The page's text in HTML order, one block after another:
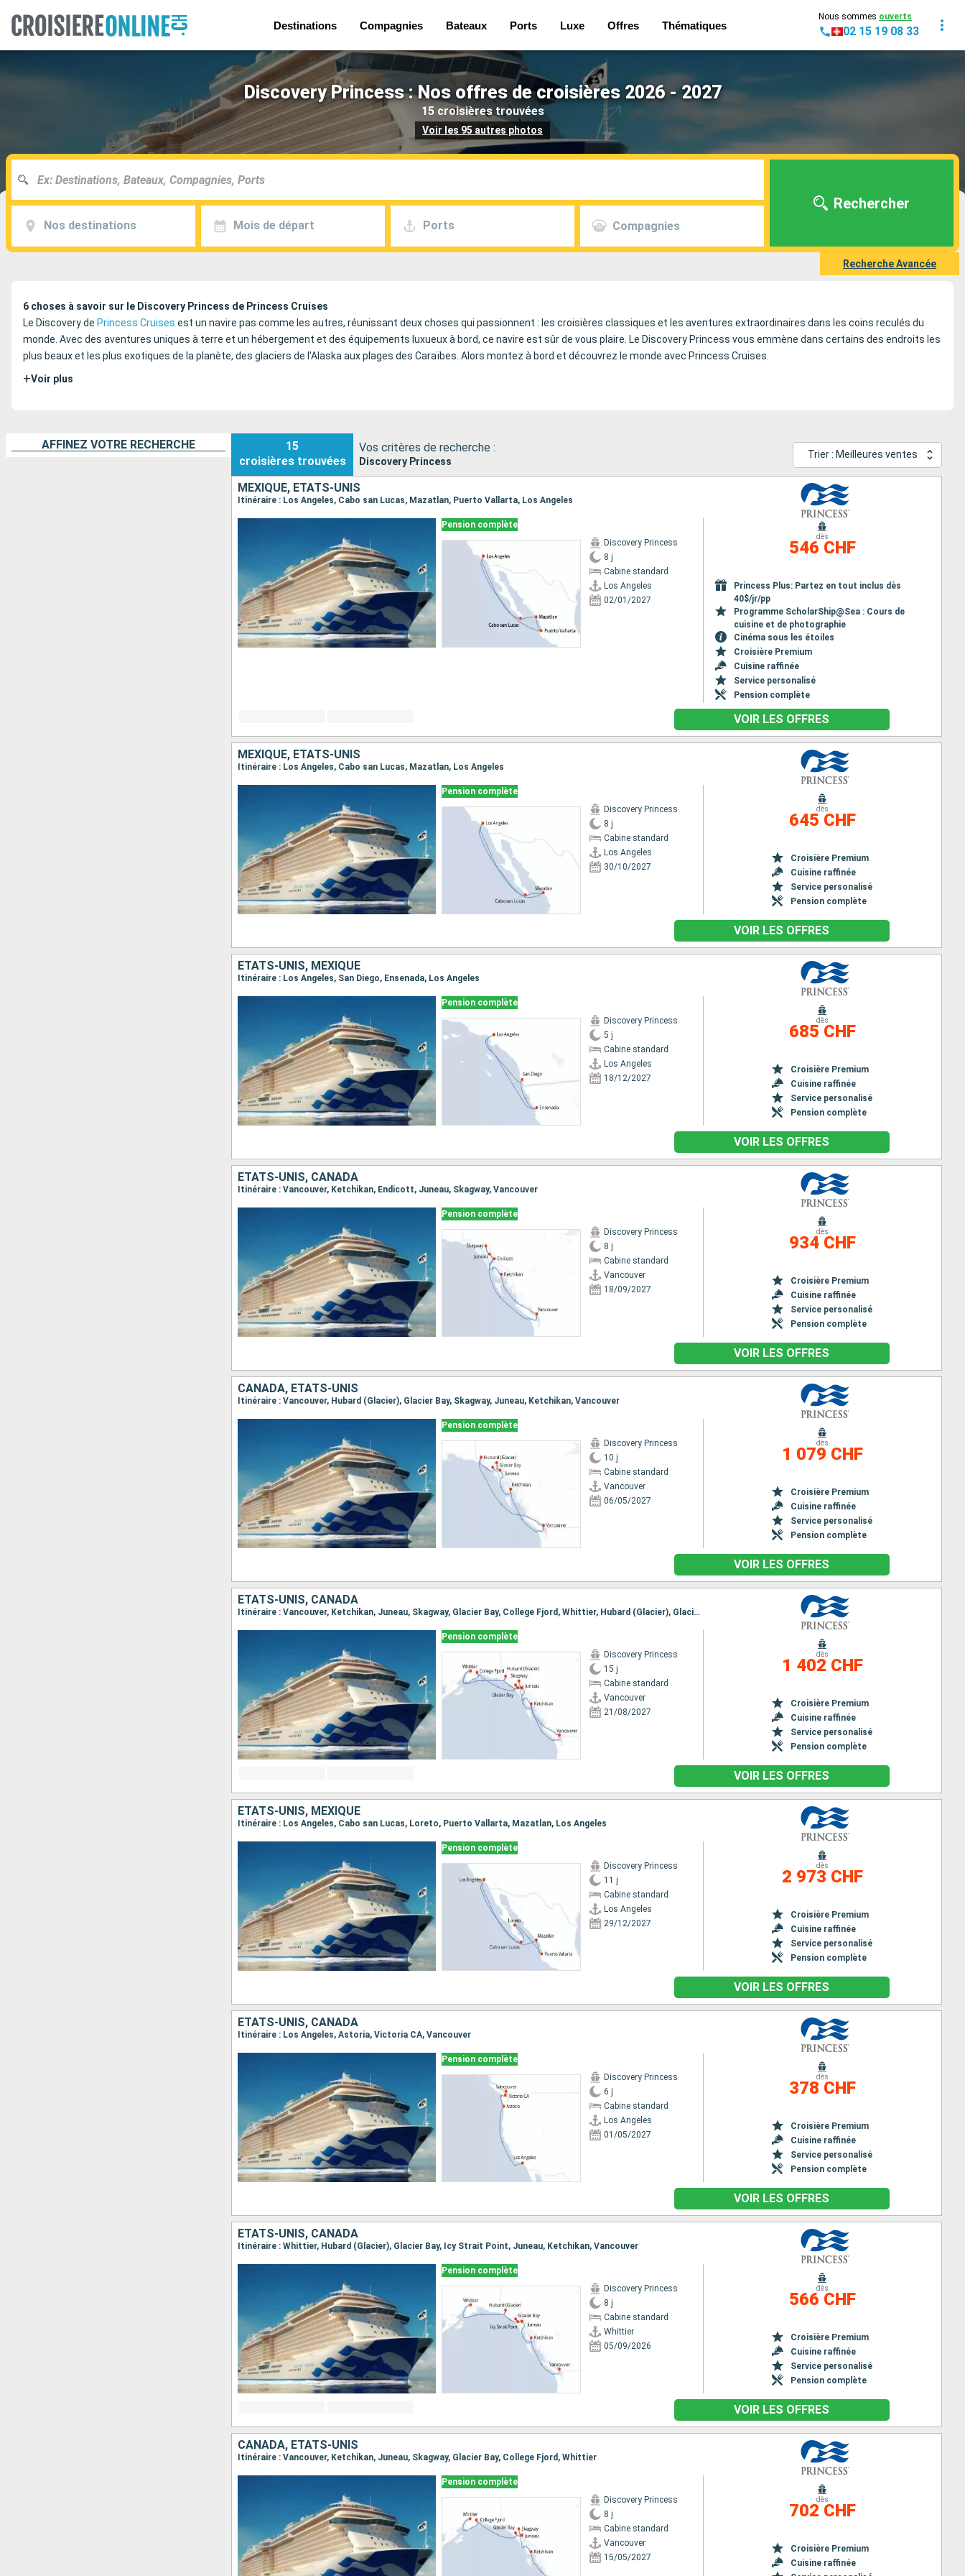
Destinations Compagnies Bateaux Ports Luxe Offres Thématiques
Nous sommes ouverts
02 15 19 08 33
Discovery Princess : Nos offres de croisières 2026 - 2027
15 croisières trouvées
Voir les 95 autres photos
Nos destinations Mois de départ Ports Compagnies
Rechercher
Recherche Avancée
6 choses à savoir sur le Discovery Princess de Princess Cruises
Le Discovery de Princess Cruises est un navire pas comme les autres, réunissant deux choses qui passionnent : les croisières classiques et les aventures extraordinaires dans les coins reculés du
monde. Avec des aventures uniques à terre et un hébergement et des équipements luxueux à bord, ce navire est sûr de vous plaire. Le Discovery Princess vous emmène dans certains des endroits les
plus beaux et les plus exotiques de la planète, des glaciers de l'Alaska aux plages des Caraïbes. Alors montez à bord et découvrez le monde avec Princess Cruises.
+Voir plus
AFFINEZ VOTRE RECHERCHE
15
croisières trouvées
Vos critères de recherche :
Discovery Princess
Trier : Meilleures ventes
MEXIQUE, ÉTATS-UNIS
Itinéraire : Los Angeles, Cabo san Lucas, Mazatlan, Puerto Vallarta, Los Angeles
Pension complète
Discovery Princess
8 j
Cabine standard
Los Angeles
02/01/2027
dès
546 CHF
Princess Plus: Partez en tout inclus dès
40$/jr/pp
Programme ScholarShip@Sea : Cours de
cuisine et de photographie
Cinéma sous les étoiles
Croisière Premium
Cuisine raffinée
Service personalisé
Pension complète
VOIR LES OFFRES
MEXIQUE, ÉTATS-UNIS
Itinéraire : Los Angeles, Cabo san Lucas, Mazatlan, Los Angeles
Pension complète
Discovery Princess
8 j
Cabine standard
Los Angeles
30/10/2027
dès
645 CHF
Croisière Premium
Cuisine raffinée
Service personalisé
Pension complète
VOIR LES OFFRES
ÉTATS-UNIS, MEXIQUE
Itinéraire : Los Angeles, San Diego, Ensenada, Los Angeles
Pension complète
Discovery Princess
5 j
Cabine standard
Los Angeles
18/12/2027
dès
685 CHF
Croisière Premium
Cuisine raffinée
Service personalisé
Pension complète
VOIR LES OFFRES
ÉTATS-UNIS, CANADA
Itinéraire : Vancouver, Ketchikan, Endicott, Juneau, Skagway, Vancouver
Pension complète
Discovery Princess
8 j
Cabine standard
Vancouver
18/09/2027
dès
934 CHF
Croisière Premium
Cuisine raffinée
Service personalisé
Pension complète
VOIR LES OFFRES
CANADA, ÉTATS-UNIS
Itinéraire : Vancouver, Hubard (Glacier), Glacier Bay, Skagway, Juneau, Ketchikan, Vancouver
Pension complète
Discovery Princess
10 j
Cabine standard
Vancouver
06/05/2027
dès
1 079 CHF
Croisière Premium
Cuisine raffinée
Service personalisé
Pension complète
VOIR LES OFFRES
ÉTATS-UNIS, CANADA
Itinéraire : Vancouver, Ketchikan, Juneau, Skagway, Glacier Bay, College Fjord, Whittier, Hubard (Glacier), Glacier Bay, Icy Strait Point, Juneau, Ketchikan, Vancouver
Pension complète
Discovery Princess
15 j
Cabine standard
Vancouver
21/08/2027
dès
1 402 CHF
Croisière Premium
Cuisine raffinée
Service personalisé
Pension complète
VOIR LES OFFRES
ÉTATS-UNIS, MEXIQUE
Itinéraire : Los Angeles, Cabo san Lucas, Loreto, Puerto Vallarta, Mazatlan, Los Angeles
Pension complète
Discovery Princess
11 j
Cabine standard
Los Angeles
29/12/2027
dès
2 973 CHF
Croisière Premium
Cuisine raffinée
Service personalisé
Pension complète
VOIR LES OFFRES
ÉTATS-UNIS, CANADA
Itinéraire : Los Angeles, Astoria, Victoria CA, Vancouver
Pension complète
Discovery Princess
6 j
Cabine standard
Los Angeles
01/05/2027
dès
378 CHF
Croisière Premium
Cuisine raffinée
Service personalisé
Pension complète
VOIR LES OFFRES
ÉTATS-UNIS, CANADA
Itinéraire : Whittier, Hubard (Glacier), Glacier Bay, Icy Strait Point, Juneau, Ketchikan, Vancouver
Pension complète
Discovery Princess
8 j
Cabine standard
Whittier
05/09/2026
dès
566 CHF
Croisière Premium
Cuisine raffinée
Service personalisé
Pension complète
VOIR LES OFFRES
CANADA, ÉTATS-UNIS
Itinéraire : Vancouver, Ketchikan, Juneau, Skagway, Glacier Bay, College Fjord, Whittier
Pension complète
Discovery Princess
8 j
Cabine standard
Vancouver
15/05/2027
dès
702 CHF
Croisière Premium
Cuisine raffinée